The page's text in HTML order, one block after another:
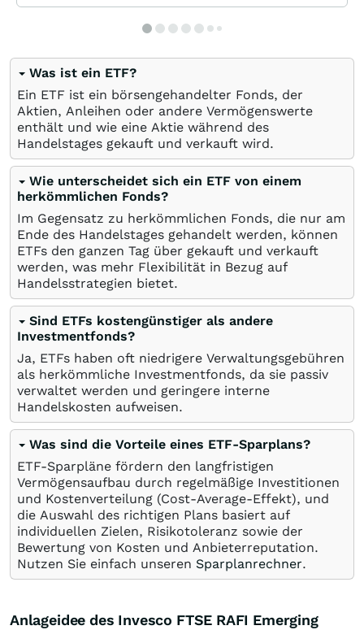
Was ist ein ETF?
Ein ETF ist ein börsengehandelter Fonds, der
Aktien, Anleihen oder andere Vermögenswerte
enthält und wie eine Aktie während des
Handelstages gekauft und verkauft wird.
Wie unterscheidet sich ein ETF von einem
herkömmlichen Fonds?
Im Gegensatz zu herkömmlichen Fonds, die nur am
Ende des Handelstages gehandelt werden, können
ETFs den ganzen Tag über gekauft und verkauft
werden, was mehr Flexibilität in Bezug auf
Handelsstrategien bietet.
Sind ETFs kostengünstiger als andere
Investmentfonds?
Ja, ETFs haben oft niedrigere Verwaltungsgebühren
als herkömmliche Investmentfonds, da sie passiv
verwaltet werden und geringere interne
Handelskosten aufweisen.
Was sind die Vorteile eines ETF-Sparplans?
ETF-Sparpläne fördern den langfristigen
Vermögensaufbau durch regelmäßige Investitionen
und Kostenverteilung (Cost-Average-Effekt), und
die Auswahl des richtigen Plans basiert auf
individuellen Zielen, Risikotoleranz sowie der
Bewertung von Kosten und Anbieterreputation.
Nutzen Sie einfach unseren Sparplanrechner.
Anlageidee des Invesco FTSE RAFI Emerging